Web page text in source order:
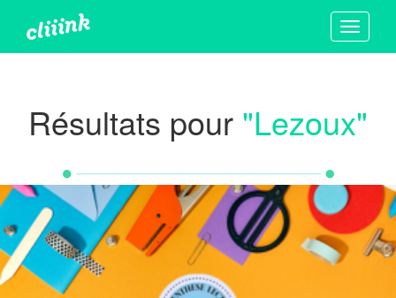
Toggle
Résultats pour "Lezoux"